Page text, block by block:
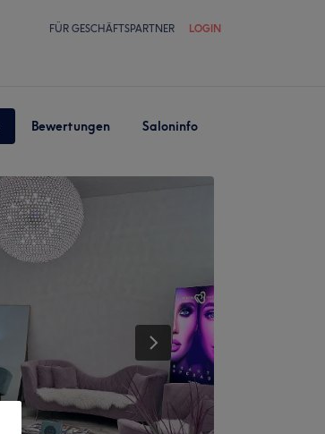
FÜR GESCHÄFTSPARTNER LOGIN
Bewertungen Saloninfo